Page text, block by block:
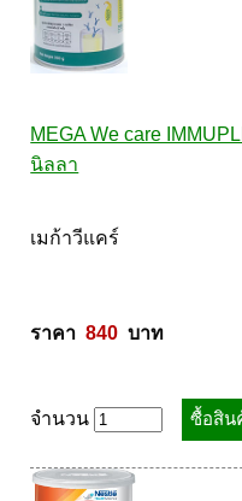
MEGA We care
นิลลา
เมก้าวีแคร์
ราคา 840
  บาท
จำนวน